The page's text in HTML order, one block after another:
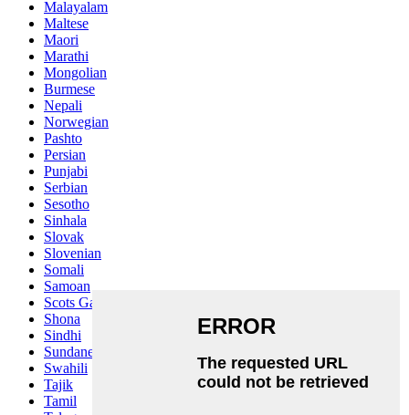
Malayalam
Maltese
Maori
Marathi
Mongolian
Burmese
Nepali
Norwegian
Pashto
Persian
Punjabi
Serbian
Sesotho
Sinhala
Slovak
Slovenian
Somali
Samoan
Scots Gaelic
Shona
Sindhi
Sundanese
Swahili
Tajik
Tamil